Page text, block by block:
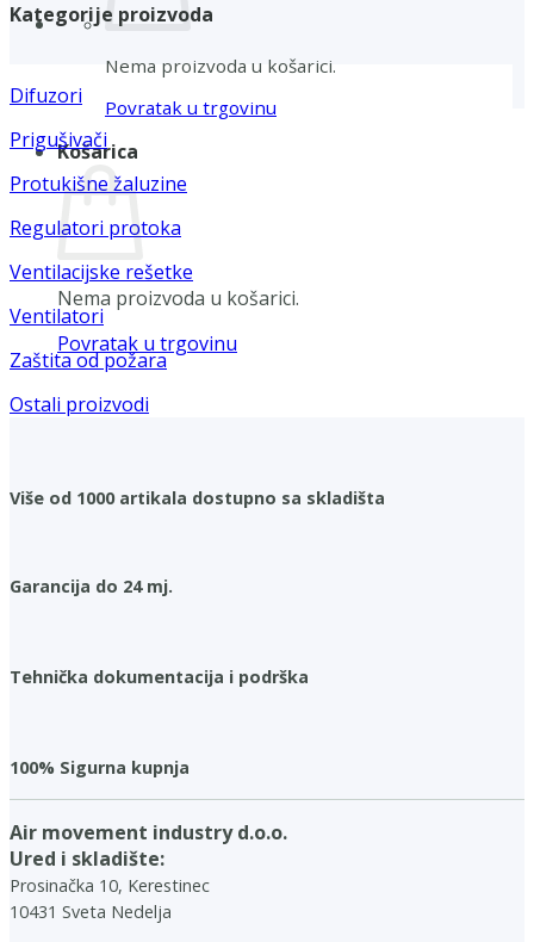
Nema proizvoda u košarici.
Povratak u trgovinu
Košarica
Nema proizvoda u košarici.
Povratak u trgovinu
Kategorije proizvoda
Difuzori
Prigušivači
Protukišne žaluzine
Regulatori protoka
Ventilacijske rešetke
Ventilatori
Zaštita od požara
Ostali proizvodi
Više od 1000 artikala dostupno sa skladišta
Garancija do 24 mj.
Tehnička dokumentacija i podrška
100% Sigurna kupnja
Air movement industry d.o.o.
Ured i skladište:
Prosinačka 10, Kerestinec
10431 Sveta Nedelja